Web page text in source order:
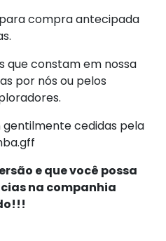
compra antecipada
que constam em nossa
por nós ou pelos
cedidas pela
e que você possa
na companhia